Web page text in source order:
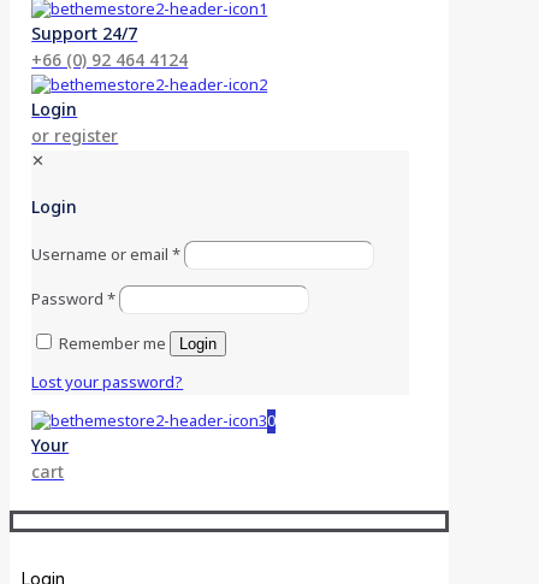
Support 24/7
+66 (0) 92 464 4124
Login
or register
✕
Login
Username or email*
Password*
Remember me
Login
Lost your password?
0
Your
cart
Login